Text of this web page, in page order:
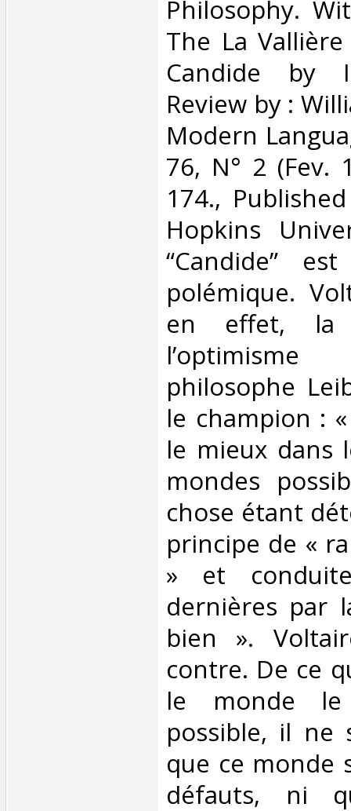
Philosophy.
The La
Candide by
Review by :
Modern
76, N° 2 (Fev.
174.,
Hopkins
“Candide”
polémique.
en effet, la
philosophe
le champion :
le mieux dans
mondes
chose étant
principe de «
» et
dernières par
bien ».
contre. De ce
le monde
possible, il ne
que ce monde
défauts, ni